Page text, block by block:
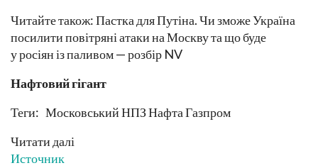
Читайте також: Пастка для Путіна. Чи зможе Україна
посилити повітряні атаки на Москву та що буде
у росіян із паливом — розбір NV
Нафтовий гігант
Теги: Московський НПЗ Нафта Газпром
Читати далі
Источник